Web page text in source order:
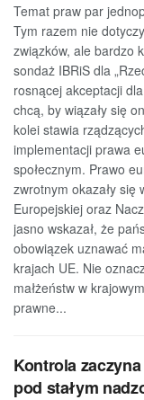
Temat praw par
Tym razem nie
związków, ale bardzo
sondaż IBRiS dla
rosnącej akceptacji
chcą, by wiązały się
kolei stawia
implementacji prawa
społecznym. Prawo
zwrotnym okazały się
Europejskiej oraz
jasno wskazał, że
obowiązek uznawać
krajach UE. Nie
małżeństw w
prawne...
Kontrola
pod stałym